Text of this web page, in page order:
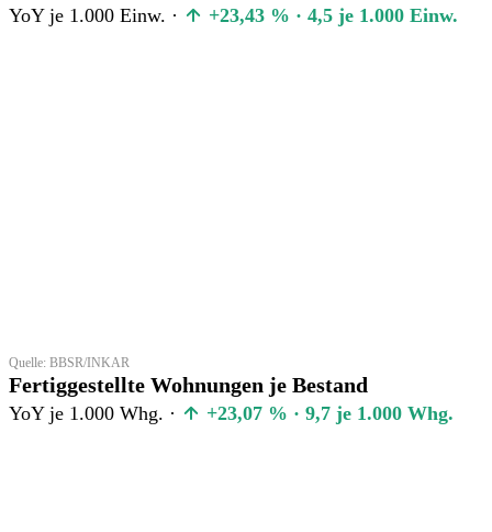
YoY je 1.000 Einw. · +23,43 % · 4,5 je 1.000 Einw.
Quelle: BBSR/INKAR
Fertiggestellte Wohnungen je Bestand
YoY je 1.000 Whg. · +23,07 % · 9,7 je 1.000 Whg.